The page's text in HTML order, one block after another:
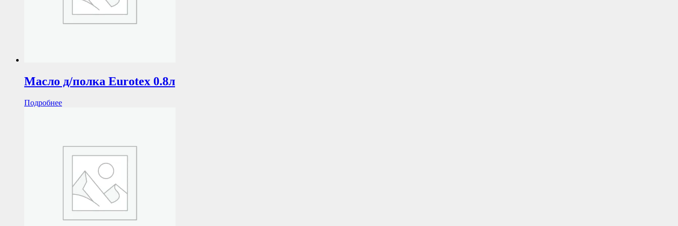
Масло д/полка Eurotex 0.8л
Подробнее